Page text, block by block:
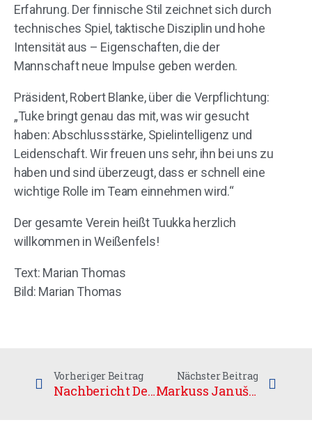
Erfahrung. Der finnische Stil zeichnet sich durch
technisches Spiel, taktische Disziplin und hohe
Intensität aus – Eigenschaften, die der
Mannschaft neue Impulse geben werden.
Präsident, Robert Blanke, über die Verpflichtung:
„Tuke bringt genau das mit, was wir gesucht
haben: Abschlussstärke, Spielintelligenz und
Leidenschaft. Wir freuen uns sehr, ihn bei uns zu
haben und sind überzeugt, dass er schnell eine
wichtige Rolle im Team einnehmen wird.“
Der gesamte Verein heißt Tuukka herzlich
willkommen in Weißenfels!
Text: Marian Thomas
Bild: Marian Thomas
Vorheriger Beitrag
Nachbericht Deutsche Meisterschaft U17
Nächster Beitrag
Markuss Januševskis unterschreibt beim UHC – Dritter Lette der Vereinsgeschichte